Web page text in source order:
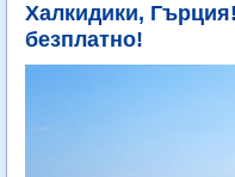
Халкидики,
безплатно!